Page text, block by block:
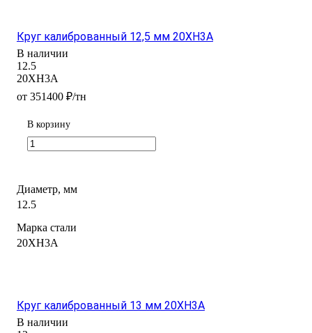
Круг калиброванный 12,5 мм 20ХН3А
В наличии
12.5
20ХН3А
от 351400 ₽/тн
В корзину
Диаметр, мм
12.5
Марка стали
20ХН3А
Круг калиброванный 13 мм 20ХН3А
В наличии